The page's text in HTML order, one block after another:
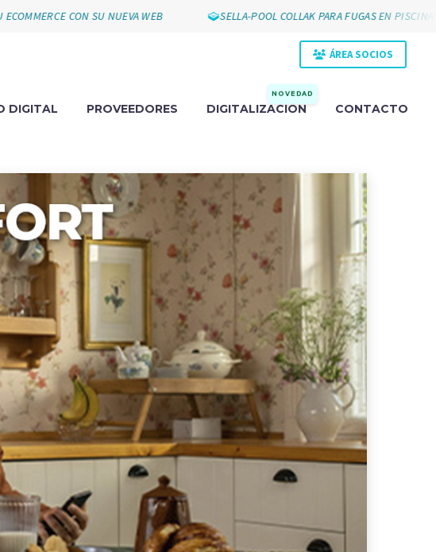
CON SU NUEVA WEB SELLA-POOL COLLAK PARA FUGAS EN PISCINAS
ÁREA SOCIOS
DIGITAL PROVEEDORES DIGITALIZACIÓN
NOVEDAD
CONTACTO